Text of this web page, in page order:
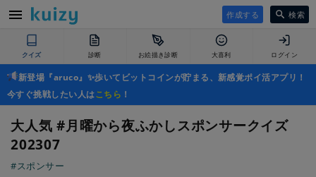
作成する 検索
クイズ 診断 お絵描き診断 大喜利 ログイン
新登場『aruco』✨歩いてビットコインが貯まる、新感覚ポイ活アプリ！
今すぐ挑戦したい人はこちら ！
大人気 #月曜から夜ふかしスポンサークイズ
202307
#スポンサー